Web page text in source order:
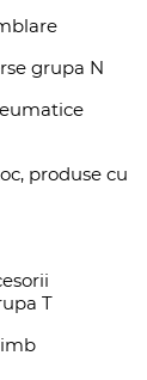
grupa N
produse cu
T